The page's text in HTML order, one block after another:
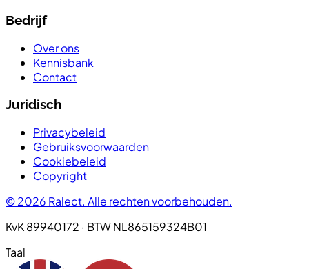
Bedrijf
Over ons
Kennisbank
Contact
Juridisch
Privacybeleid
Gebruiksvoorwaarden
Cookiebeleid
Copyright
© 2026 Ralect. Alle rechten voorbehouden.
KvK 89940172 · BTW NL865159324B01
Taal